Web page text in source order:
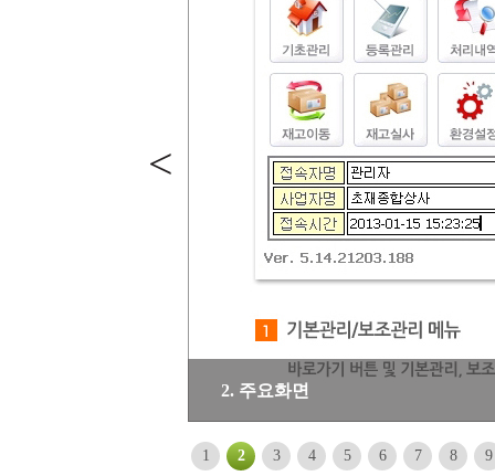
2. 주요화면
<
1 2 3 4 5 6 7 8 9